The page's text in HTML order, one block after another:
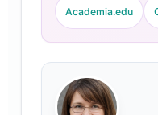
dan analisis klinis
Medical Officer di
pengawasan klinis
banyak
interpretasi
panel kesehatan
Academia.edu